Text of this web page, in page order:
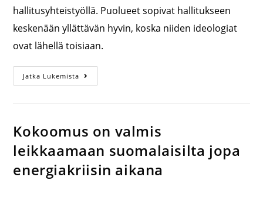
hallitusyhteistyöllä. Puolueet sopivat hallitukseen
keskenään yllättävän hyvin, koska niiden ideologiat
ovat lähellä toisiaan.
Jatka Lukemista
Kokoomus on valmis
leikkaamaan suomalaisilta jopa
energiakriisin aikana